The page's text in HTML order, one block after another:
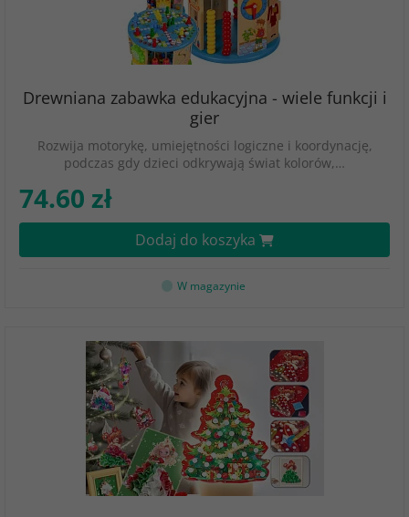
Drewniana zabawka edukacyjna - wiele funkcji i
gier
Rozwija motorykę, umiejętności logiczne i koordynację,
podczas gdy dzieci odkrywają świat kolorów,…
74.60 zł
Dodaj do koszyka
W magazynie